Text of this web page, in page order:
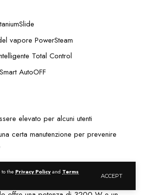
the Privacy Policyand Terms
ACCEPT
vapore PowerSteam
Total Control
AutoOFF
elevato per alcuni utenti
certa manutenzione per prevenire
Steam Iron Force Titanium 720 Smart
Steam Iron Force Titanium 780